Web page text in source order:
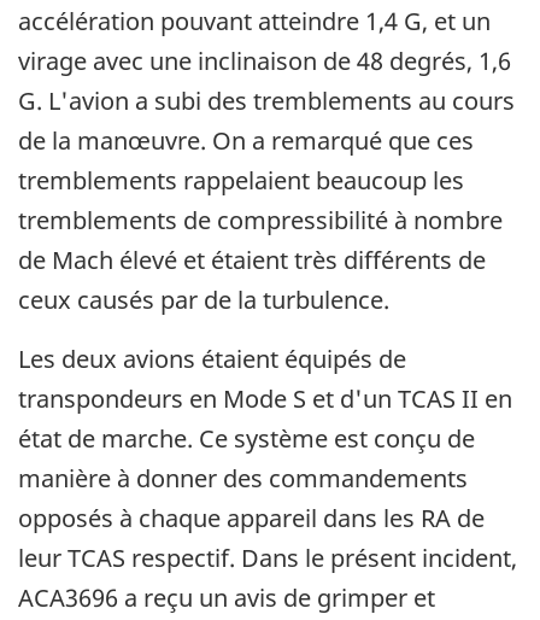
accélération pouvant atteindre 1,4 G, et un
virage avec une inclinaison de 48 degrés, 1,6
G. L'avion a subi des tremblements au cours
de la manœuvre. On a remarqué que ces
tremblements rappelaient beaucoup les
tremblements de compressibilité à nombre
de Mach élevé et étaient très différents de
ceux causés par de la turbulence.
Les deux avions étaient équipés de
transpondeurs en Mode S et d'un TCAS II en
état de marche. Ce système est conçu de
manière à donner des commandements
opposés à chaque appareil dans les RA de
leur TCAS respectif. Dans le présent incident,
ACA3696 a reçu un avis de grimper et